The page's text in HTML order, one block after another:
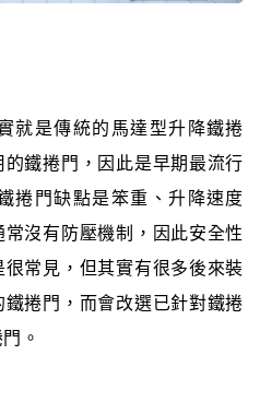
就是傳統的馬達型升降鐵捲
鐵捲門，因此是早期最流行
捲門缺點是笨重、升降速度
沒有防壓機制，因此安全性
常見，但其實有很多後來裝
捲門，而會改選已針對鐵捲
。